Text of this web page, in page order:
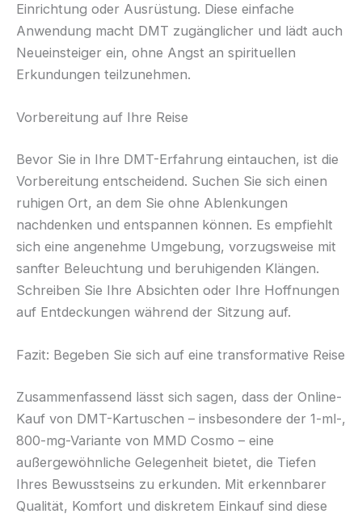
Einrichtung oder Ausrüstung. Diese einfache
Anwendung macht DMT zugänglicher und lädt auch
Neueinsteiger ein, ohne Angst an spirituellen
Erkundungen teilzunehmen.
Vorbereitung auf Ihre Reise
Bevor Sie in Ihre DMT-Erfahrung eintauchen, ist die
Vorbereitung entscheidend. Suchen Sie sich einen
ruhigen Ort, an dem Sie ohne Ablenkungen
nachdenken und entspannen können. Es empfiehlt
sich eine angenehme Umgebung, vorzugsweise mit
sanfter Beleuchtung und beruhigenden Klängen.
Schreiben Sie Ihre Absichten oder Ihre Hoffnungen
auf Entdeckungen während der Sitzung auf.
Fazit: Begeben Sie sich auf eine transformative Reise
Zusammenfassend lässt sich sagen, dass der Online-
Kauf von DMT-Kartuschen – insbesondere der 1-ml-,
800-mg-Variante von MMD Cosmo – eine
außergewöhnliche Gelegenheit bietet, die Tiefen
Ihres Bewusstseins zu erkunden. Mit erkennbarer
Qualität, Komfort und diskretem Einkauf sind diese